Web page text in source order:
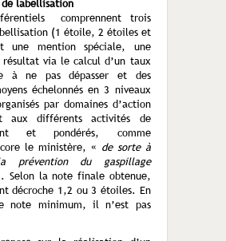
labellisation
comprennent trois
(1 étoile, 2 étoiles et
une mention spéciale, une
via le calcul d’un taux
à ne pas dépasser et des
échelonnés en 3 niveaux
par domaines d’action
aux différents activités de
et pondérés, comme
le ministère, « de sorte à
prévention du gaspillage
Selon la note finale obtenue,
décroche 1,2 ou 3 étoiles. En
note minimum, il n’est pas